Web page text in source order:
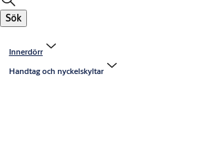
Sök
Innerdörr
Handtag och nyckelskyltar